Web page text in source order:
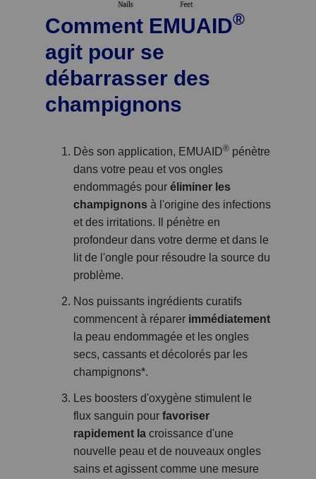
Comment EMUAID®
agit pour se
débarrasser des
champignons
Dès son application, EMUAID® pénètre
dans votre peau et vos ongles
endommagés pour éliminer les
champignons à l'origine des infections
et des irritations. Il pénètre en
profondeur dans votre derme et dans le
lit de l'ongle pour résoudre la source du
problème.
Nos puissants ingrédients curatifs
commencent à réparer immédiatement
la peau endommagée et les ongles
secs, cassants et décolorés par les
champignons*.
Les boosters d'oxygène stimulent le
flux sanguin pour favoriser
rapidement la croissance d'une
nouvelle peau et de nouveaux ongles
sains et agissent comme une mesure